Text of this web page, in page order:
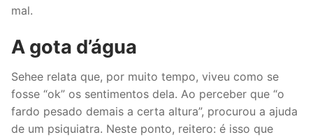
mal.
A gota d’água
Sehee relata que, por muito tempo, viveu como se
fosse “ok” os sentimentos dela. Ao perceber que “o
fardo pesado demais a certa altura”, procurou a ajuda
de um psiquiatra. Neste ponto, reitero: é isso que